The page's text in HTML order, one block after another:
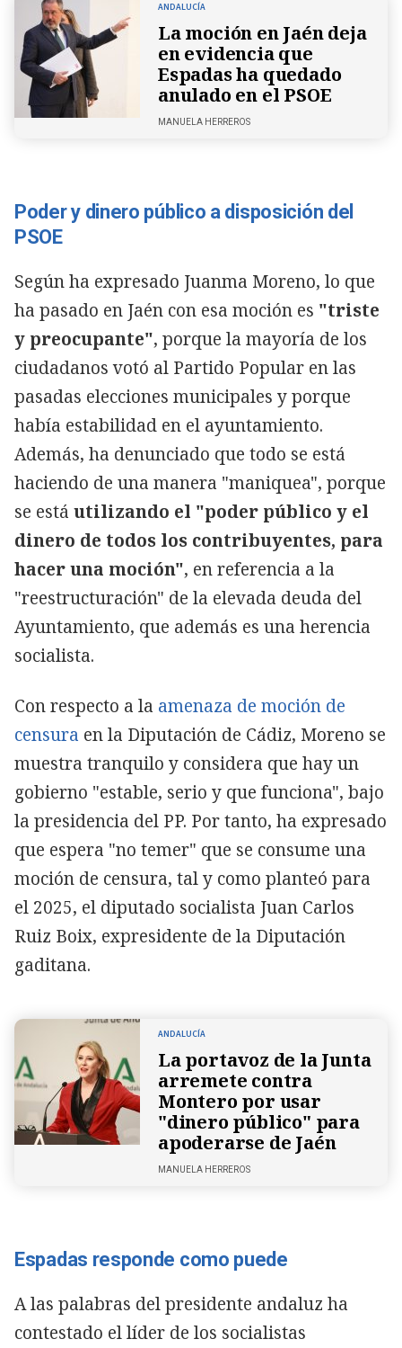
ANDALUCÍA
La moción en Jaén deja
en evidencia que
Espadas ha quedado
anulado en el PSOE
MANUELA HERREROS
Poder y dinero público a disposición del
PSOE
Según ha expresado Juanma Moreno, lo que
ha pasado en Jaén con esa moción es "triste
y preocupante", porque la mayoría de los
ciudadanos votó al Partido Popular en las
pasadas elecciones municipales y porque
había estabilidad en el ayuntamiento.
Además, ha denunciado que todo se está
haciendo de una manera "maniquea", porque
se está utilizando el "poder público y el
dinero de todos los contribuyentes, para
hacer una moción", en referencia a la
"reestructuración" de la elevada deuda del
Ayuntamiento, que además es una herencia
socialista.
Con respecto a la amenaza de moción de
censura en la Diputación de Cádiz, Moreno se
muestra tranquilo y considera que hay un
gobierno "estable, serio y que funciona", bajo
la presidencia del PP. Por tanto, ha expresado
que espera "no temer" que se consume una
moción de censura, tal y como planteó para
el 2025, el diputado socialista Juan Carlos
Ruiz Boix, expresidente de la Diputación
gaditana.
ANDALUCÍA
La portavoz de la Junta
arremete contra
Montero por usar
"dinero público" para
apoderarse de Jaén
MANUELA HERREROS
Espadas responde como puede
A las palabras del presidente andaluz ha
contestado el líder de los socialistas